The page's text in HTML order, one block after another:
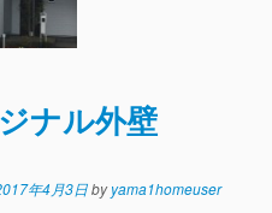
ナル外壁
年4月3日byyama1homeuser